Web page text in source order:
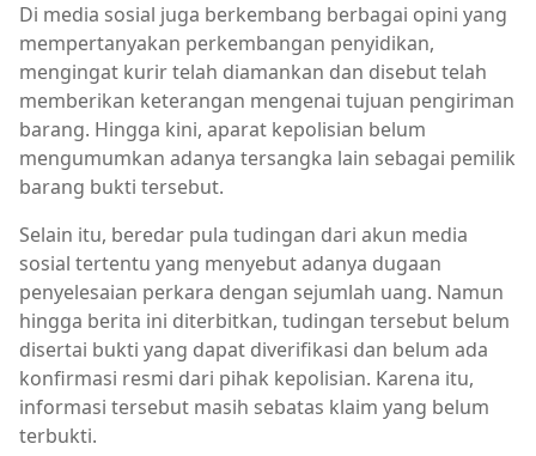
Di media sosial juga berkembang berbagai opini yang
mempertanyakan perkembangan penyidikan,
mengingat kurir telah diamankan dan disebut telah
memberikan keterangan mengenai tujuan pengiriman
barang. Hingga kini, aparat kepolisian belum
mengumumkan adanya tersangka lain sebagai pemilik
barang bukti tersebut.
Selain itu, beredar pula tudingan dari akun media
sosial tertentu yang menyebut adanya dugaan
penyelesaian perkara dengan sejumlah uang. Namun
hingga berita ini diterbitkan, tudingan tersebut belum
disertai bukti yang dapat diverifikasi dan belum ada
konfirmasi resmi dari pihak kepolisian. Karena itu,
informasi tersebut masih sebatas klaim yang belum
terbukti.